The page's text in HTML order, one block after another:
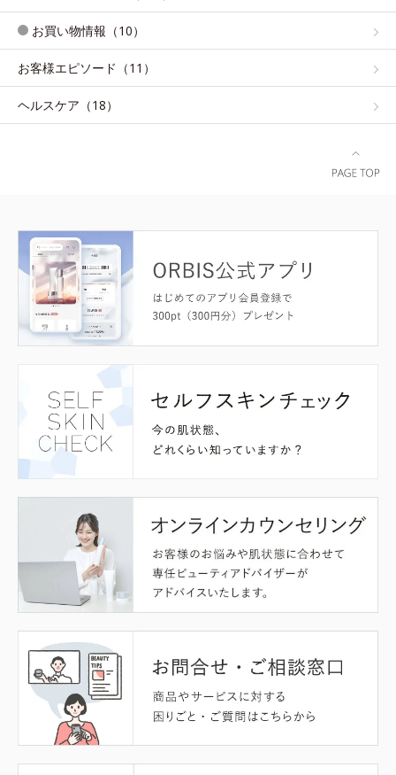
お買い物情報（10）
お客様エピソード（11）
ヘルスケア（18）